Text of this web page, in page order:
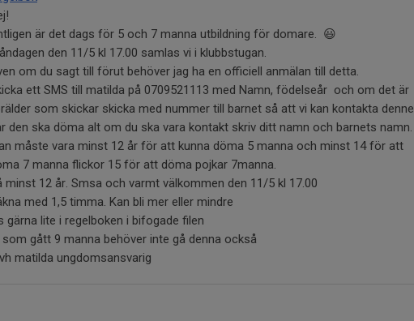
är det dags för 5 och 7 manna utbildning för domare. 😃
den 11/5 kl 17.00 samlas vi i klubbstugan.
om du sagt till förut behöver jag ha en officiell anmälan till detta.
ett SMS till matilda på 0709521113 med Namn, födelseår och om det är
som skickar skicka med nummer till barnet så att vi kan kontakta denne
den ska döma alt om du ska vara kontakt skriv ditt namn och barnets namn.
måste vara minst 12 år för att kunna döma 5 manna och minst 14 för att
7 manna flickor 15 för att döma pojkar 7manna.
minst 12 år. Smsa och varmt välkommen den 11/5 kl 17.00
med 1,5 timma. Kan bli mer eller mindre
gärna lite i regelboken i bifogade filen
som gått 9 manna behöver inte gå denna också
matilda ungdomsansvarig